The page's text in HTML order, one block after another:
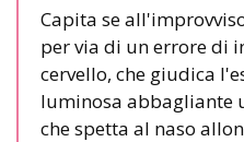
Capita se
per via di un errore di
cervello, che giudica
luminosa abbagliante
che spetta al naso